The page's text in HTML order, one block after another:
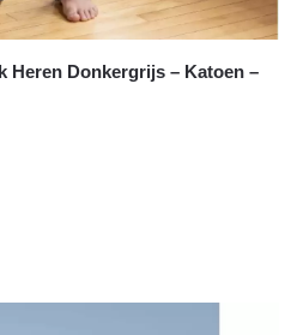
Heren Donkergrijs – Katoen –